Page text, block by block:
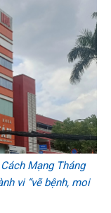
Mạng Tháng
vi “vẽ bệnh, moi